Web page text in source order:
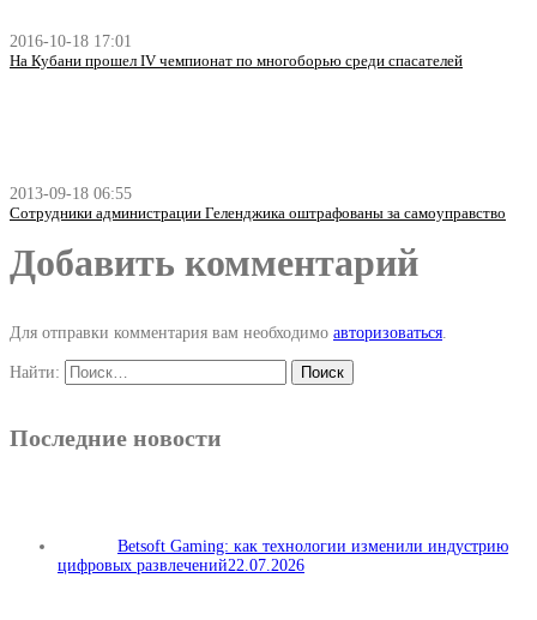
2016-10-18 17:01
На Кубани прошел IV чемпионат по многоборью среди спасателей
2013-09-18 06:55
Сотрудники администрации Геленджика оштрафованы за самоуправство
Добавить комментарий
Для отправки комментария вам необходимо авторизоваться
Найти:
Последние новости
Betsoft Gaming: как технологии изменили индустрию
цифровых развлечений22.07.2026